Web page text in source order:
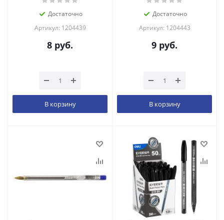
Достаточно
Артикул: 1204439
8 руб.
В корзину
Достаточно
Артикул: 1204443
9 руб.
В корзину